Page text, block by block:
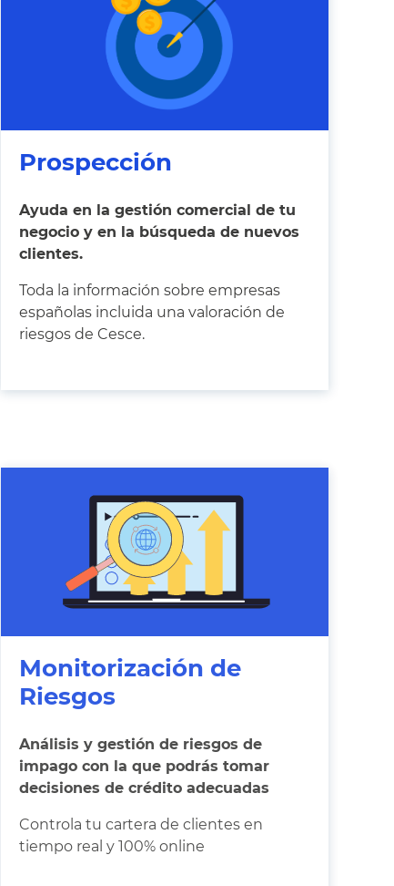
Prospección
Ayuda en la gestión comercial de tu
negocio y en la búsqueda de nuevos
clientes.
Toda la información sobre empresas
españolas incluida una valoración de
riesgos de Cesce.
Monitorización de
Riesgos
Análisis y gestión de riesgos de
impago con la que podrás tomar
decisiones de crédito adecuadas
Controla tu cartera de clientes en
tiempo real y 100% online